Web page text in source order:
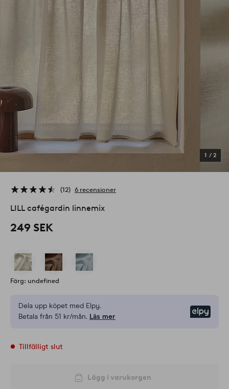
1 / 2
12 6 recensioner
LILL cafégardin linnemix
249 SEK
Färg: undefined
Dela upp köpet med Elpy.
Betala från 51 kr/mån. Läs mer
Tillfälligt slut
Lägg i varukorgen